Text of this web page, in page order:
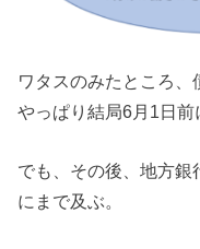
ワタスのみたところ、
やっぱり結局6月1日前
でも、その後、地方
にまで及ぶ。